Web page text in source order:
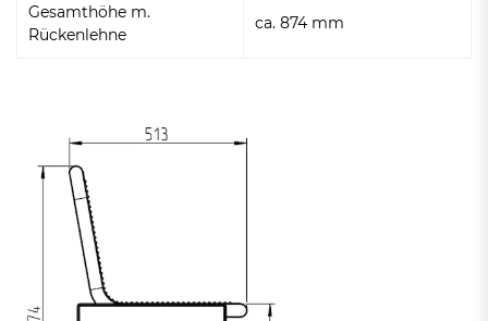
Gesamthöhe m.
Rückenlehne
ca. 874 mm